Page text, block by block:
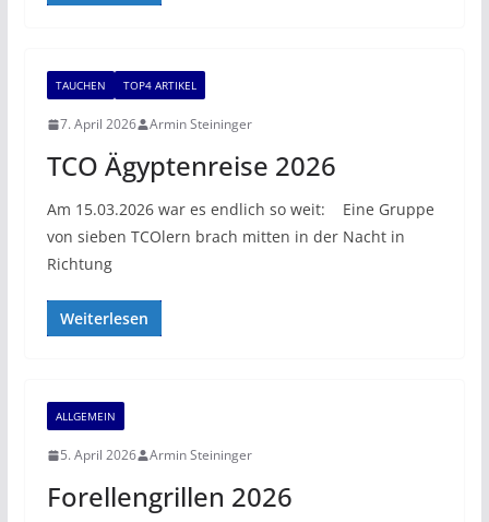
TAUCHEN TOP4 ARTIKEL
7. April 2026 Armin Steininger
TCO Ägyptenreise 2026
Am 15.03.2026 war es endlich so weit: Eine Gruppe
von sieben TCOlern brach mitten in der Nacht in
Richtung
Weiterlesen
ALLGEMEIN
5. April 2026 Armin Steininger
Forellengrillen 2026